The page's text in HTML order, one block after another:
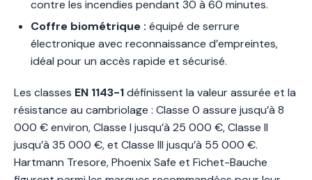
contre les incendies pendant 30 à 60 minutes.
Coffre biométrique : équipé de serrure
électronique avec reconnaissance d’empreintes,
idéal pour un accès rapide et sécurisé.
Les classes EN 1143-1définissent la valeur assurée et la
résistance au cambriolage : Classe 0 assure jusqu’à 8
000 € environ, Classe I jusqu’à 25 000 €, Classe II
jusqu’à 35 000 €, et Classe III jusqu’à 55 000 €.
Hartmann Tresore, Phoenix Safe et Fichet-Bauche